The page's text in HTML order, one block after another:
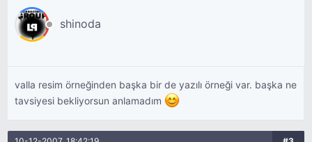
shinoda
valla resim örneğinden başka bir de yazılı örneği var. başka ne
tavsiyesi bekliyorsun anlamadım